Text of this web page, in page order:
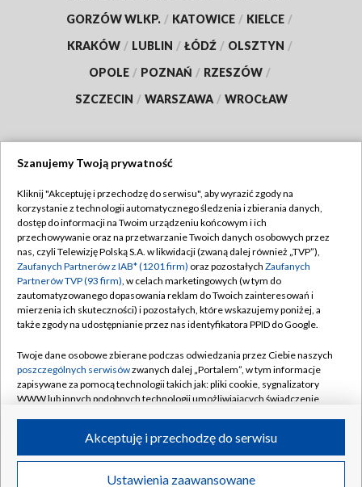
GORZÓW WLKP. / KATOWICE / KIELCE /
KRAKÓW / LUBLIN / ŁÓDŹ / OLSZTYN /
OPOLE / POZNAŃ / RZESZÓW /
SZCZECIN / WARSZAWA / WROCŁAW
TVP
Abonament TVP
Emisja w TVP
Centrum informacji TVP
Naziemna Telewizja Cyfrowa
Rada Programowa
System NOS
Informacje o nadawcy
Program dla prasy
Regulamin TVP
Polityka prywatności
Moje zgody
Pomoc
Kontakt
Kanały
©2026 Telewizja Polska S.A. w likwidacji
Szanujemy Twoją prywatność
Kliknij "Akceptuję i przechodzę do serwisu", aby wyrazić zgody na
korzystanie z technologii automatycznego śledzenia i zbierania danych,
dostęp do informacji na Twoim urządzeniu końcowym i ich
przechowywanie oraz na przetwarzanie Twoich danych osobowych przez
nas, czyli Telewizję Polską S.A. w likwidacji (zwaną dalej również „TVP”),
Zaufanych Partnerów z IAB* (1201 firm) oraz pozostałych Zaufanych
Partnerów TVP (93 firm), w celach marketingowych (w tym do
zautomatyzowanego dopasowania reklam do Twoich zainteresowań i
mierzenia ich skuteczności) i pozostałych, które wskazujemy poniżej, a
także zgody na udostępnianie przez nas identyfikatora PPID do Google.
Twoje dane osobowe zbierane podczas odwiedzania przez Ciebie naszych
poszczególnych serwisówzwanych dalej „Portalem”, w tym informacje
zapisywane za pomocą technologii takich jak: pliki cookie, sygnalizatory
WWW lub innych podobnych technologii umożliwiających świadczenie
ruchu w Internecie.
Twoje dane osobowe zbierane podczas odwiedzania przez Ciebie
Ustawienia zaawansowane
Akceptuję i przechodzę do serwisu